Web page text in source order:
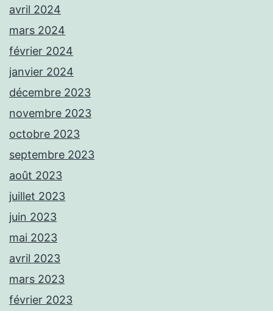
avril 2024
mars 2024
février 2024
janvier 2024
décembre 2023
novembre 2023
octobre 2023
septembre 2023
août 2023
juillet 2023
juin 2023
mai 2023
avril 2023
mars 2023
février 2023